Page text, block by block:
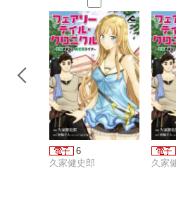
6
久家健史郎
久家